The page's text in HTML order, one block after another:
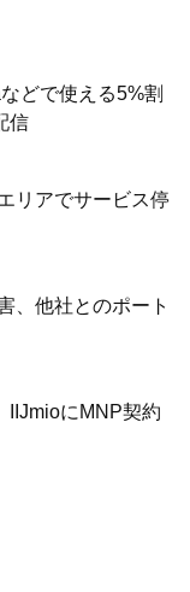
どで使える5%割
信
リアでサービス停
、他社とのポート
IIJmioにMNP契約